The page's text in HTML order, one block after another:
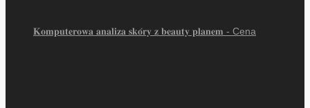
𝐊𝐨𝐦𝐩𝐮𝐭𝐞𝐫𝐨𝐰𝐚 𝐚𝐧𝐚𝐥𝐢𝐳𝐚 𝐬𝐤𝐨́𝐫𝐲 𝐳 𝐛𝐞𝐚𝐮𝐭𝐲 𝐩𝐥𝐚𝐧𝐞𝐦 - Cena